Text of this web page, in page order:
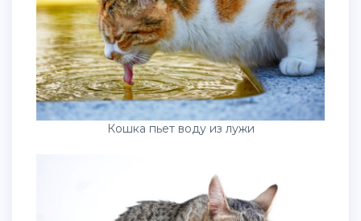
Кошка пьет воду из лужи